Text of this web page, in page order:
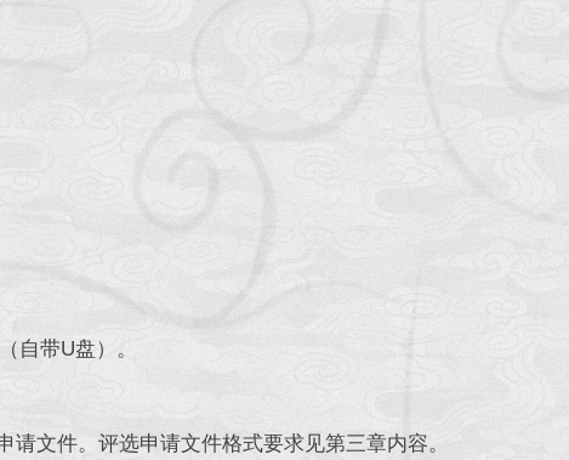
带U盘）。
文件。评选申请文件格式要求见第三章内容。